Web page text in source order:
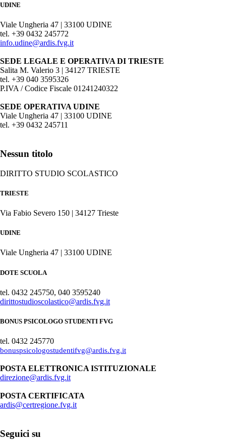
UDINE
Viale Ungheria 47 | 33100 UDINE
tel. +39 0432 245772
info.udine@ardis.fvg.it
SEDE LEGALE E OPERATIVA DI TRIESTE
Salita M. Valerio 3 | 34127 TRIESTE
tel. +39 040 3595326
P.IVA / Codice Fiscale 01241240322
SEDE OPERATIVA UDINE
Viale Ungheria 47 | 33100 UDINE
tel. +39 0432 245711
Nessun titolo
DIRITTO STUDIO SCOLASTICO
TRIESTE
Via Fabio Severo 150 | 34127 Trieste
UDINE
Viale Ungheria 47 | 33100 UDINE
DOTE SCUOLA
tel. 0432 245750, 040 3595240
dirittostudioscolastico@ardis.fvg.it
BONUS PSICOLOGO STUDENTI FVG
tel. 0432 245770
bonuspsicologostudentifvg@ardis.fvg.it
POSTA ELETTRONICA ISTITUZIONALE
direzione@ardis.fvg.it
POSTA CERTIFICATA
ardis@certregione.fvg.it
Seguici su